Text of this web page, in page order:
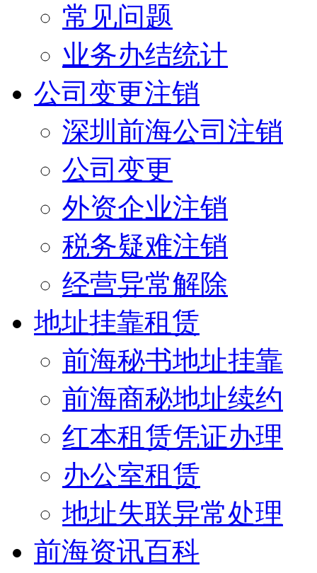
常见问题
业务办结统计
公司变更注销
深圳前海公司注销
公司变更
外资企业注销
税务疑难注销
经营异常解除
地址挂靠租赁
前海秘书地址挂靠
前海商秘地址续约
红本租赁凭证办理
办公室租赁
地址失联异常处理
前海资讯百科